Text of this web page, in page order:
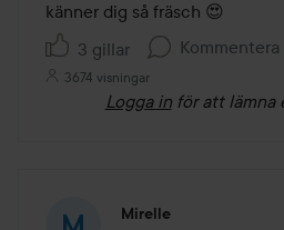
känner dig så fräsch 😍
3 gillar
Kommentera
3674 visningar
Logga in för att lämna
Mirelle